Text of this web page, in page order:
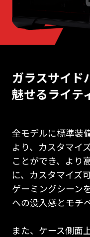
ガラスサイド
魅せるライテ
全モデルに標準装
より、カスタマイ
ことができ、より
に、カスタマイズ
ゲーミングシーン
への没入感とモチ
また、ケース側面